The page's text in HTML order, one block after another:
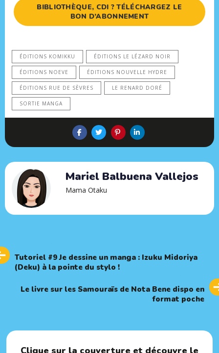
BIBLIOTHÈQUE, CDI ? TÉLÉCHARGEZ LE
BON D’ABONNEMENT
ÉDITIONS KOMIKKU ÉDITIONS LE LÉZARD NOIR
ÉDITIONS NOEVE ÉDITIONS NOUVELLE HYDRE
ÉDITIONS RUE DE SÈVRES LE RENARD DORÉ
SORTIE MANGA
Mariel Balbuena Vallejos
Mama Otaku
Article
Tutoriel #9 Je dessine un manga : Izuku Midoriya
(Deku) à la pointe du stylo !
ArticleLe livre sur les Samouraïs de Nota Bene dispo en
format poche
Clique sur la couverture et découvre le